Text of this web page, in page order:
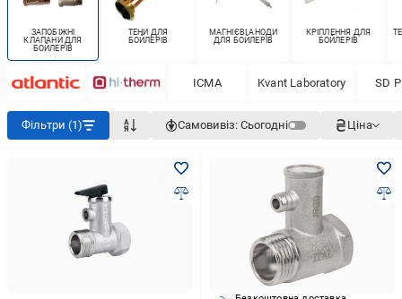
ЗАПОБІЖНІ
КЛАПАНИ ДЛЯ
БОЙЛЕРІВ
ТЕНИ ДЛЯ
БОЙЛЕРІВ
МАГНІЄВІ АНОДИ
ДЛЯ БОЙЛЕРІВ
КРІПЛЕННЯ ДЛЯ
БОЙЛЕРІВ
ICMA Kvant Laboratory SD
Фільтри (1) Самовивіз: Сьогодні Ціна